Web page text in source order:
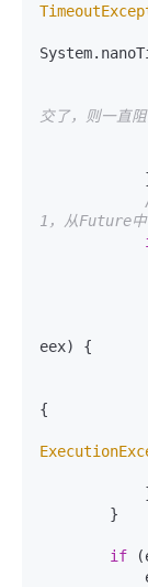
交了，则一直
1，从Future
eex) {
{
if